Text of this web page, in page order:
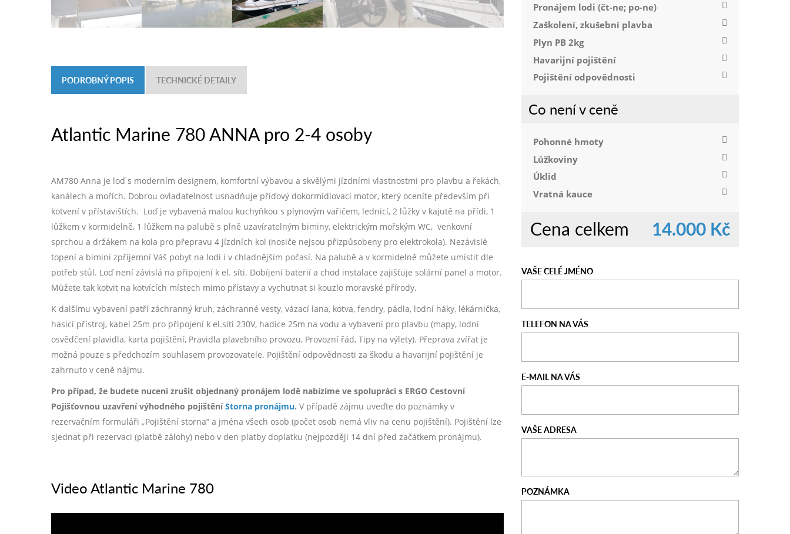
Pronájem lodi (čt-ne; po-ne)
Zaškolení, zkušební plavba
Plyn PB 2kg
Havarijní pojištění
Pojištění odpovědnosti
Co není v ceně
Pohonné hmoty
Lůžkoviny
Úklid
Vratná kauce
Cena celkem 14.000 Kč
VAŠE CELÉ JMÉNO
TELEFON NA VÁS
E-MAIL NA VÁS
VAŠE ADRESA
POZNÁMKA
PODROBNÝ POPIS TECHNICKÉ DETAILY
Atlantic Marine 780 ANNA pro 2-4 osoby
AM780 Anna je loď s moderním designem, komfortní výbavou a skvělými jízdními vlastnostmi pro plavbu a řekách,
kanálech a mořích. Dobrou ovladatelnost usnadňuje příďový dokormidlovací motor, který oceníte především při
kotvení v přístavištích. Loď je vybavená malou kuchyňkou s plynovým vařičem, lednicí, 2 lůžky v kajutě na přídi, 1
lůžkem v kormidelně, 1 lůžkem na palubě s plně uzavíratelným biminy, elektrickým mořským WC, venkovní
sprchou a držákem na kola pro přepravu 4 jízdních kol (nosiče nejsou přizpůsobeny pro elektrokola). Nezávislé
topení a bimini zpříjemní Váš pobyt na lodi i v chladnějším počasí. Na palubě a v kormidelně můžete umístit dle
potřeb stůl. Loď není závislá na připojení k el. síti. Dobíjení baterií a chod instalace zajišťuje solární panel a motor.
Můžete tak kotvit na kotvících místech mimo přístavy a vychutnat si kouzlo moravské přírody.
K dalšímu vybavení patří záchranný kruh, záchranné vesty, vázací lana, kotva, fendry, pádla, lodní háky, lékárnička,
hasicí přístroj, kabel 25m pro připojení k el.síti 230V, hadice 25m na vodu a vybavení pro plavbu (mapy, lodní
osvědčení plavidla, karta pojištění, Pravidla plavebního provozu, Provozní řád, Tipy na výlety). Přeprava zvířat je
možná pouze s předchozím souhlasem provozovatele. Pojištění odpovědnosti za škodu a havarijní pojištění je
zahrnuto v ceně nájmu.
Pro případ, že budete nuceni zrušit objednaný pronájem lodě nabízíme ve spolupráci s ERGO Cestovní
Pojišťovnou uzavření výhodného pojištěníStorna pronájmu. V případě zájmu uveďte do poznámky v
rezervačním formuláři „Pojištění storna“ a jména všech osob (počet osob nemá vliv na cenu pojištění). Pojištění lze
sjednat při rezervaci (platbě zálohy) nebo v den platby doplatku (nejpozději 14 dní před začátkem pronájmu).
Video Atlantic Marine 780